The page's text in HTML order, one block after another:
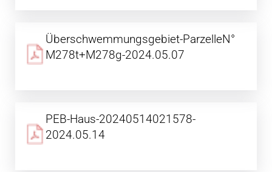
Überschwemmungsgebiet-ParzelleN°
M278t+M278g-2024.05.07
PEB-Haus-20240514021578-
2024.05.14